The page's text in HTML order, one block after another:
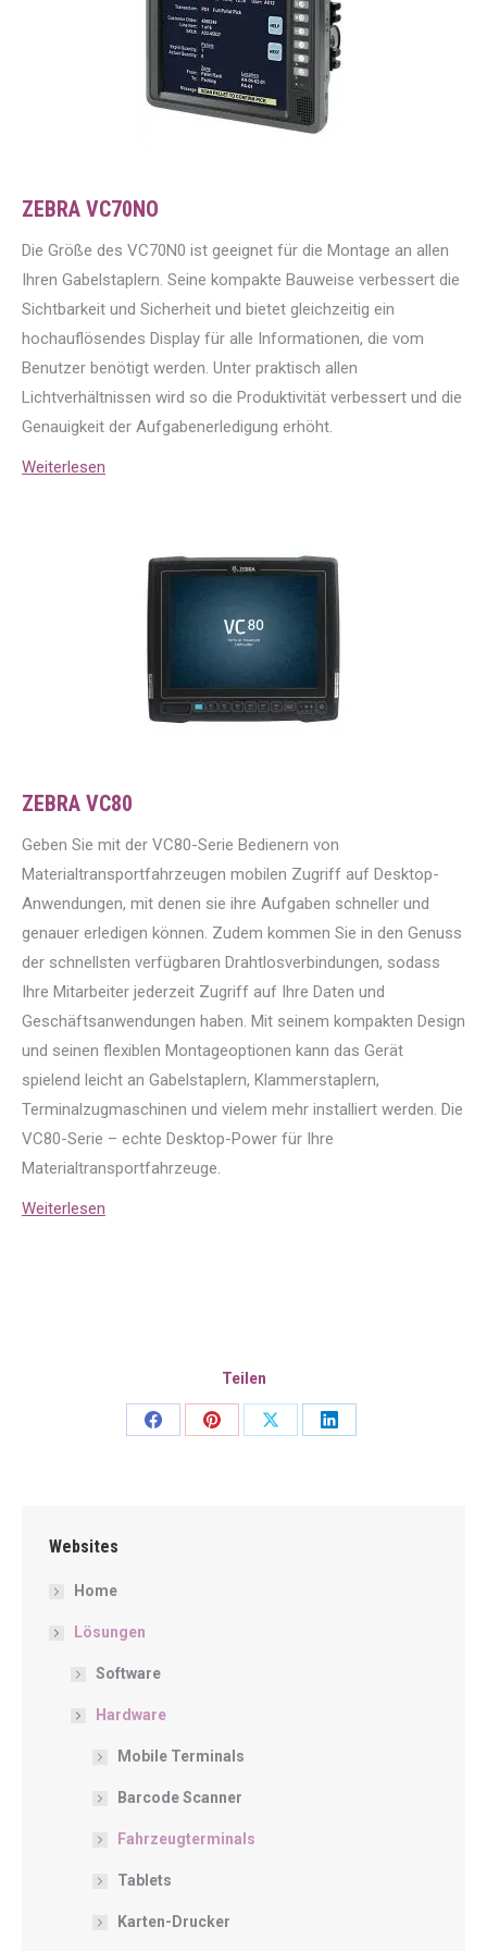
ZEBRA VC70NO
Die Größe des VC70N0 ist geeignet für die Montage an allen
Ihren Gabelstaplern. Seine kompakte Bauweise verbessert die
Sichtbarkeit und Sicherheit und bietet gleichzeitig ein
hochauflösendes Display für alle Informationen, die vom
Benutzer benötigt werden. Unter praktisch allen
Lichtverhältnissen wird so die Produktivität verbessert und die
Genauigkeit der Aufgabenerledigung erhöht.
Weiterlesen
ZEBRA VC80
Geben Sie mit der VC80-Serie Bedienern von
Materialtransportfahrzeugen mobilen Zugriff auf Desktop-
Anwendungen, mit denen sie ihre Aufgaben schneller und
genauer erledigen können. Zudem kommen Sie in den Genuss
der schnellsten verfügbaren Drahtlosverbindungen, sodass
Ihre Mitarbeiter jederzeit Zugriff auf Ihre Daten und
Geschäftsanwendungen haben. Mit seinem kompakten Design
und seinen flexiblen Montageoptionen kann das Gerät
spielend leicht an Gabelstaplern, Klammerstaplern,
Terminalzugmaschinen und vielem mehr installiert werden. Die
VC80-Serie – echte Desktop-Power für Ihre
Materialtransportfahrzeuge.
Weiterlesen
Teilen
Share
Share
Share
Share
Websites
Home
Lösungen
Software
Hardware
Mobile Terminals
Barcode Scanner
Fahrzeugterminals
Tablets
Karten-Drucker